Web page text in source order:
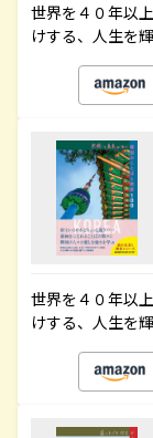
世界を４０年以
けする、人生を
世界を４０年以
けする、人生を